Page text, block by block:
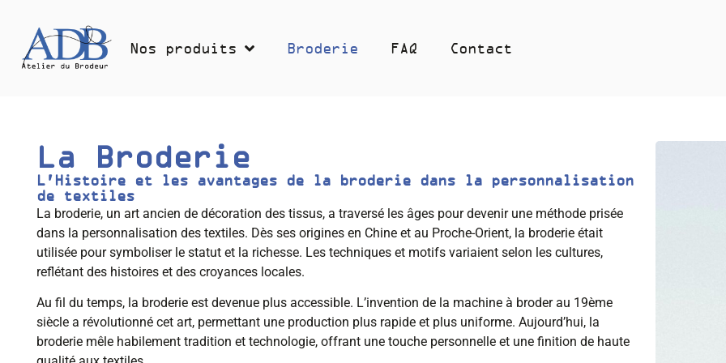
Nos produits Broderie FAQ Contact
La Broderie
L'Histoire et les avantages de la broderie dans la personnalisation
de textiles
La broderie, un art ancien de décoration des tissus, a traversé les âges pour devenir une méthode prisée
dans la personnalisation des textiles. Dès ses origines en Chine et au Proche-Orient, la broderie était
utilisée pour symboliser le statut et la richesse. Les techniques et motifs variaient selon les cultures,
reflétant des histoires et des croyances locales.
Au fil du temps, la broderie est devenue plus accessible. L’invention de la machine à broder au 19ème
siècle a révolutionné cet art, permettant une production plus rapide et plus uniforme. Aujourd’hui, la
broderie mêle habilement tradition et technologie, offrant une touche personnelle et une finition de haute